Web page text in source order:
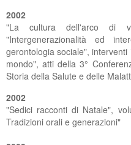
2002
"La cultura dell'arco di
"Intergenerazionalità ed
gerontologia sociale",
mondo", atti della 3°
Storia della Salute e delle
2002
"Sedici racconti di Natale",
Tradizioni orali e generazioni"